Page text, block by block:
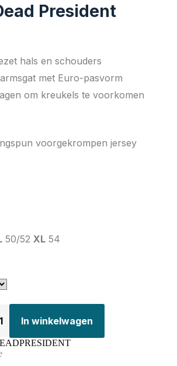
President
hals en schouders
met Euro-pasvorm
om kreukels te voorkomen
voorgekrompen jersey
50/52 XL54
In winkelwagen